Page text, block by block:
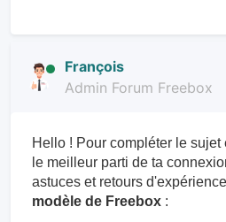
François
Admin Forum Freebox
Hello ! Pour compléter le sujet
le meilleur parti de ta
astuces et retours
modèle de Freebox :